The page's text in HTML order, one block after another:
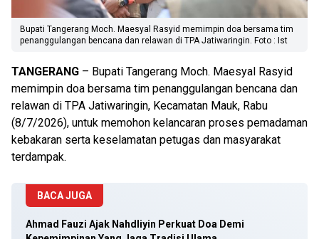
Bupati Tangerang Moch. Maesyal Rasyid memimpin doa bersama tim
penanggulangan bencana dan relawan di TPA Jatiwaringin. Foto : Ist
TANGERANG – Bupati Tangerang Moch. Maesyal Rasyid
memimpin doa bersama tim penanggulangan bencana dan
relawan di TPA Jatiwaringin, Kecamatan Mauk, Rabu
(8/7/2026), untuk memohon kelancaran proses pemadaman
kebakaran serta keselamatan petugas dan masyarakat
terdampak.
BACA JUGA
Ahmad Fauzi Ajak Nahdliyin Perkuat Doa Demi